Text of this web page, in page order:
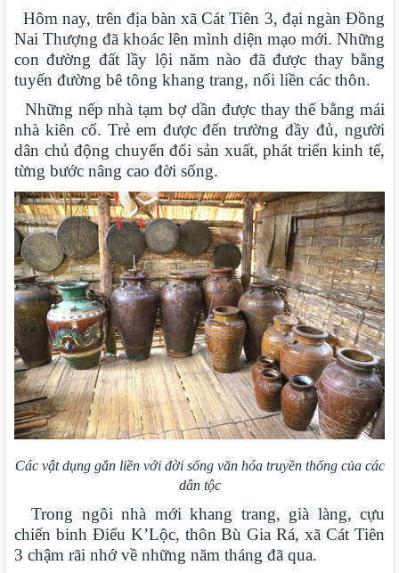
Hôm nay, trên địa bàn xã Cát Tiên 3, đại ngàn Đồng
Nai Thượng đã khoác lên mình diện mạo mới. Những
con đường đất lầy lội năm nào đã được thay bằng
tuyến đường bê tông khang trang, nối liền các thôn.
Những nếp nhà tạm bợ dần được thay thế bằng mái
nhà kiên cố. Trẻ em được đến trường đầy đủ, người
dân chủ động chuyển đổi sản xuất, phát triển kinh tế,
từng bước nâng cao đời sống.
Các vật dụng gắn liền với đời sống văn hóa truyền thống của các
dân tộc
Trong ngôi nhà mới khang trang, già làng, cựu
chiến binh Điểu K’Lộc, thôn Bù Gia Rá, xã Cát Tiên
3 chậm rãi nhớ về những năm tháng đã qua.